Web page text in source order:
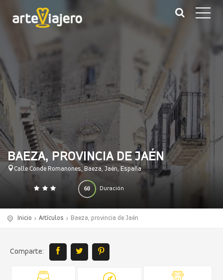
BAEZA, PROVINCIA DE JAÉN
Calle Conde Romanones, Baeza, Jaén, España
Duración
60
0 140
Inicio Artículos Baeza, provincia de Jaén
Comparte: